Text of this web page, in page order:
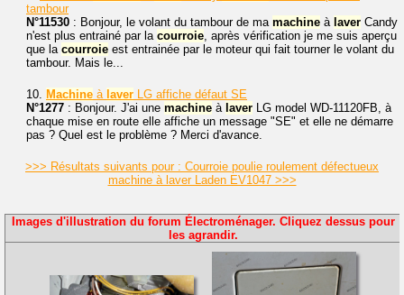
tambour
N°11530 : Bonjour, le volant du tambour de ma machine à laver Candy
n'est plus entrainé par la courroie, après vérification je me suis aperçu
que la courroie est entrainée par le moteur qui fait tourner le volant du
tambour. Mais le...
10. Machine à laver LG affiche défaut SE
N°1277 : Bonjour. J'ai une machine à laver LG model WD-11120FB, à
chaque mise en route elle affiche un message "SE" et elle ne démarre
pas ? Quel est le problème ? Merci d'avance.
>>> Résultats suivants pour : Courroie poulie roulement défectueux
machine à laver Laden EV1047 >>>
Images d'illustration du forum Électroménager. Cliquez dessus pour
les agrandir.